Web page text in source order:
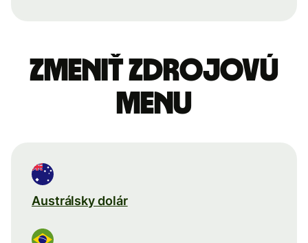
Zmeniť zdrojovú
menu
Austrálsky dolár